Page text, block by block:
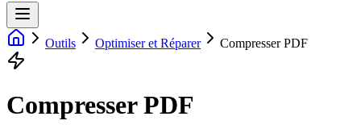
Outils Optimiser et Réparer Compresser PDF
Compresser PDF